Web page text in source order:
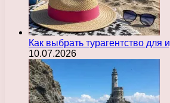
Как выбрать турагентство для
10.07.2026